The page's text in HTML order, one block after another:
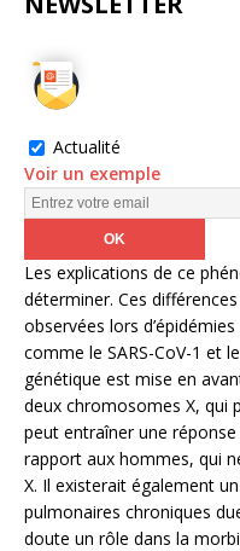
Actualité
Voir un exemple
Les explications de ce
déterminer. Ces
observées lors
comme le SARS-CoV-1 et
génétique est mise en
deux chromosomes X, qui
peut entraîner une
rapport aux hommes, qui
X. Il existerait également
pulmonaires chroniques
doute un rôle dans la